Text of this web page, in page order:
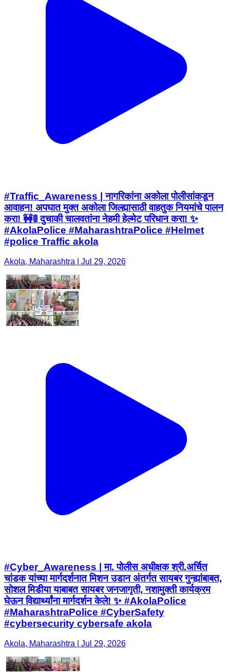
#Traffic_Awareness | नागरिकांना अकोला पोलीसांकडून
आवाहन! अपघात मुक्त अकोला जिल्ह्यासाठी वाहतुक नियमांचे पालन
करा! 🚧🚦 दुचाकी चालवतांना नेहमी हेल्मेट परिधान करा! ✨
#AkolaPolice #MaharashtraPolice #Helmet
#police Traffic akola
Akola, Maharashtra | Jul 29, 2026
#Cyber_Awareness | मा. पोलीस अधीक्षक श्री.अर्चित
चांडक यांच्या मार्गदर्शनात मिशन उडान अंतर्गत सायबर गुन्ह्यांबाबत,
सोशल मिडीया याबाबत सायबर जनजागृती, नशामुक्ती कार्यक्रम
घेऊन विद्यार्थ्यांना मार्गदर्शन केले! ✨ #AkolaPolice
#MaharashtraPolice #CyberSafety
#cybersecurity cybersafe akola
Akola, Maharashtra | Jul 29, 2026